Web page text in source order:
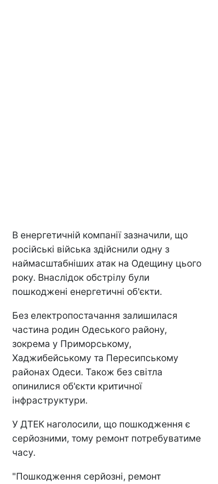
В енергетичній компанії зазначили, що
російські війська здійснили одну з
наймасштабніших атак на Одещину цього
року. Внаслідок обстрілу були
пошкоджені енергетичні об'єкти.
Без електропостачання залишилася
частина родин Одеського району,
зокрема у Приморському,
Хаджибейському та Пересипському
районах Одеси. Також без світла
опинилися об'єкти критичної
інфраструктури.
У ДТЕК наголосили, що пошкодження є
серйозними, тому ремонт потребуватиме
часу.
"Пошкодження серйозні, ремонт